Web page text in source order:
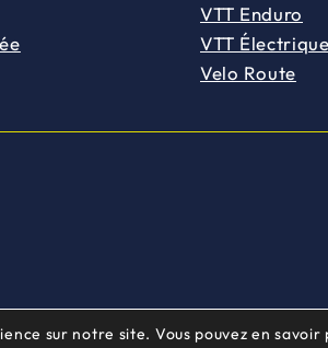
VTT Enduro
VTT Électrique
Velo Route
sur notre site. Vous pouvez en savoir